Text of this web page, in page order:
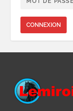
CONNEXION